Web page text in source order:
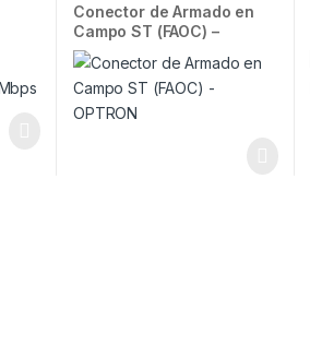
Conector de Armado en
Campo ST (FAOC) –
OPTRON